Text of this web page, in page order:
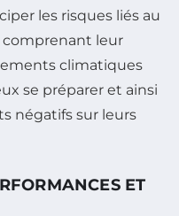
les risques liés au
leur
climatiques
se préparer et ainsi
négatifs sur leurs
ET